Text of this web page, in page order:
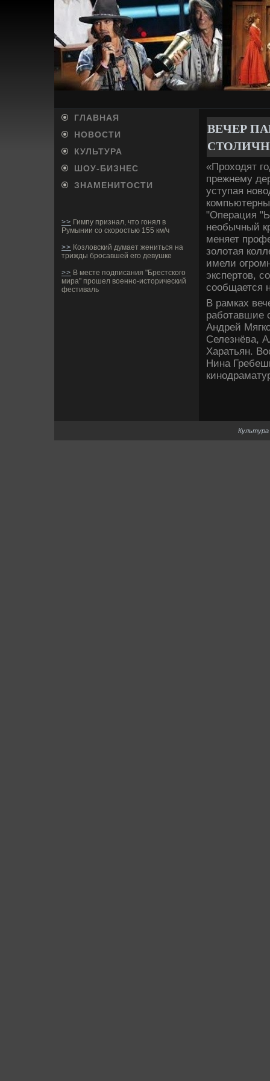
ГЛАВНАЯ
НОВОСТИ
КУЛЬТУРА
ШОУ-БИ­ЗНЕС
ЗНАМЕНИТОСТИ
>> Гимпу признал, что гонял в
Румынии со скоростью 155 км/ч
>> Козловский думает жениться на
трижды бросавшей его девушке
>> В месте подписания "Брестского
мира" прошел военно-исторический
фестиваль
ВЕЧЕР
«Проходят
прежнему
уступая
"Операция
необычный
меняет
золотая
имели
экспертов,
сообщается
В рамках
работавшие
Андрей
Селезнёва,
Харатьян.
Нина
Культура